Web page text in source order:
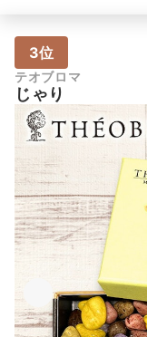
3位
テオブロマ
じゃり